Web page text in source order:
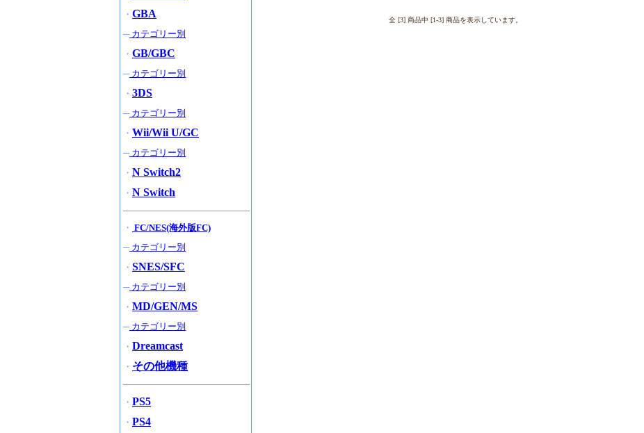
全 [3] 商品中 [1-3] 商品を表示しています。
・ GBA
─カテゴリー別
・ GB/GBC
─カテゴリー別
・ 3DS
─カテゴリー別
・ Wii/Wii U/GC
─カテゴリー別
・ N Switch2
・ N Switch
・ FC/NES(海外版FC)
─カテゴリー別
・ SNES/SFC
─カテゴリー別
・ MD/GEN/MS
─カテゴリー別
・ Dreamcast
・ その他機種
・ PS5
・ PS4